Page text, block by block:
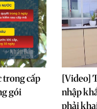
trong cấp
gói
[Video]
nhập
phải